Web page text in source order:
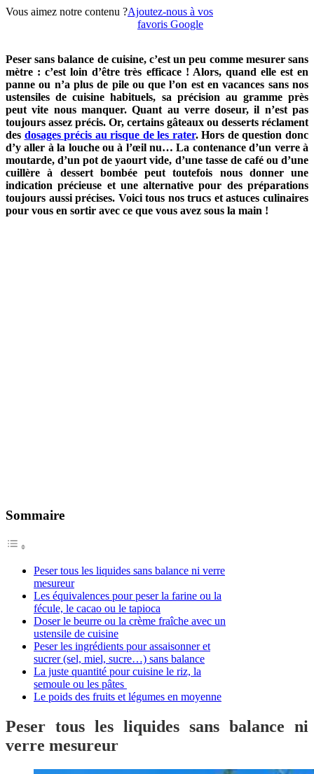
Vous aimez notre contenu ?Ajoutez-nous à vos
favoris Google
Peser sans balance de cuisine, c’est un peu comme mesurer sans
mètre : c’est loin d’être très efficace ! Alors, quand elle est en
panne ou n’a plus de pile ou que l’on est en vacances sans nos
ustensiles de cuisine habituels, sa précision au gramme près
peut vite nous manquer. Quant au verre doseur, il n’est pas
toujours assez précis. Or, certains gâteaux ou desserts réclament
des dosages précis au risque de les rater. Hors de question donc
d’y aller à la louche ou à l’œil nu… La contenance d’un verre à
moutarde, d’un pot de yaourt vide, d’une tasse de café ou d’une
cuillère à dessert bombée peut toutefois nous donner une
indication précieuse et une alternative pour des préparations
toujours aussi précises. Voici tous nos trucs et astuces culinaires
pour vous en sortir avec ce que vous avez sous la main !
Sommaire
Peser tous les liquides sans balance ni verre
mesureur
Les équivalences pour peser la farine ou la
fécule, le cacao ou le tapioca
Doser le beurre ou la crème fraîche avec un
ustensile de cuisine
Peser les ingrédients pour assaisonner et
sucrer (sel, miel, sucre…) sans balance
La juste quantité pour cuisine le riz, la
semoule ou les pâtes
Le poids des fruits et légumes en moyenne
Peser tous les liquides sans balance ni
verre mesureur